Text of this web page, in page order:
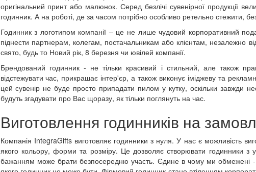
оригінальний принт або малюнок. Серед безлічі сувенірної продукції
годинник. А на роботі, де за часом потрібно особливо ретельно стежити,
Годинник з логотипом компанії – це не лише чудовий корпоративний
піднести партнерам, колегам, постачальникам або клієнтам, незалежно
свято, будь то Новий рік, 8 березня чи ювілей компанії.
Брендований годинник - не тільки красивий і стильний, але також
відстежувати час, прикрашає інтер'єр, а також виконує іміджеву та
цей сувенір не буде просто припадати пилом у кутку, оскільки завжди
будуть згадувати про Вас щоразу, як тільки поглянуть на час.
Виготовлення годинників на
Компанія IntegraGifts виготовляє годинники з нуля. У нас є можливість
якого кольору, форми та розміру. Це дозволяє створювати годинники з
бажанням може брати безпосередню участь. Єдине в чому ми обмежені